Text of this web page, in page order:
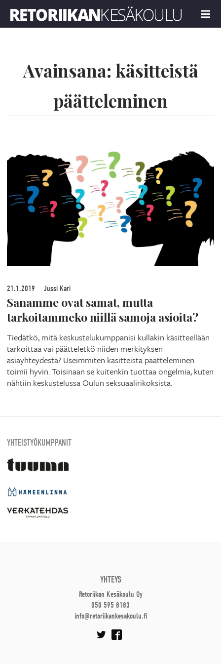
MENU
Avainsana: käsitteistä
päätteleminen
21.1.2019 Jussi Kari
Sanamme ovat samat, mutta
tarkoitammeko niillä samoja asioita?
Tiedätkö, mitä keskustelukumppanisi kullakin käsitteellään
tarkoittaa vai päätteletkö niiden merkityksen
asiayhteydestä? Useimmiten käsitteistä päätteleminen
toimii hyvin. Toisinaan se kuitenkin tuottaa ongelmia, kuten
nähtiin keskustelussa Oulun seksuaalirikoksista.
YHTEISTYÖKUMPPANIT
YHTEYS
Retoriikan Kesäkoulu Oy
050 595 8183
info@retoriikankesakoulu.fi